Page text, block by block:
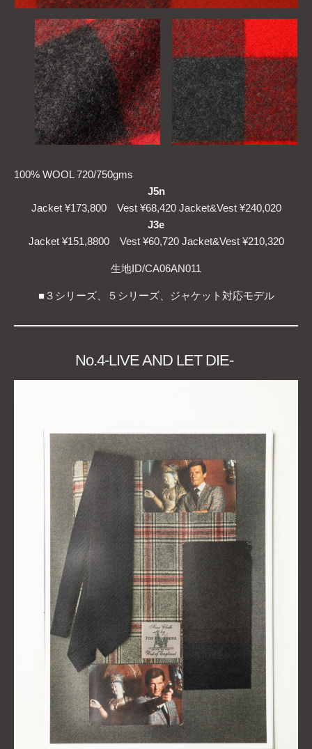
100% WOOL 720/750gms
J5n
Jacket ¥173,800 Vest ¥68,420 Jacket&Vest ¥240,020
J3e
Jacket ¥151,8800 Vest ¥60,720 Jacket&Vest ¥210,320
生地ID/CA06AN011
■３シリーズ、５シリーズ、ジャケット対応モデル
No.4-LIVE AND LET DIE-